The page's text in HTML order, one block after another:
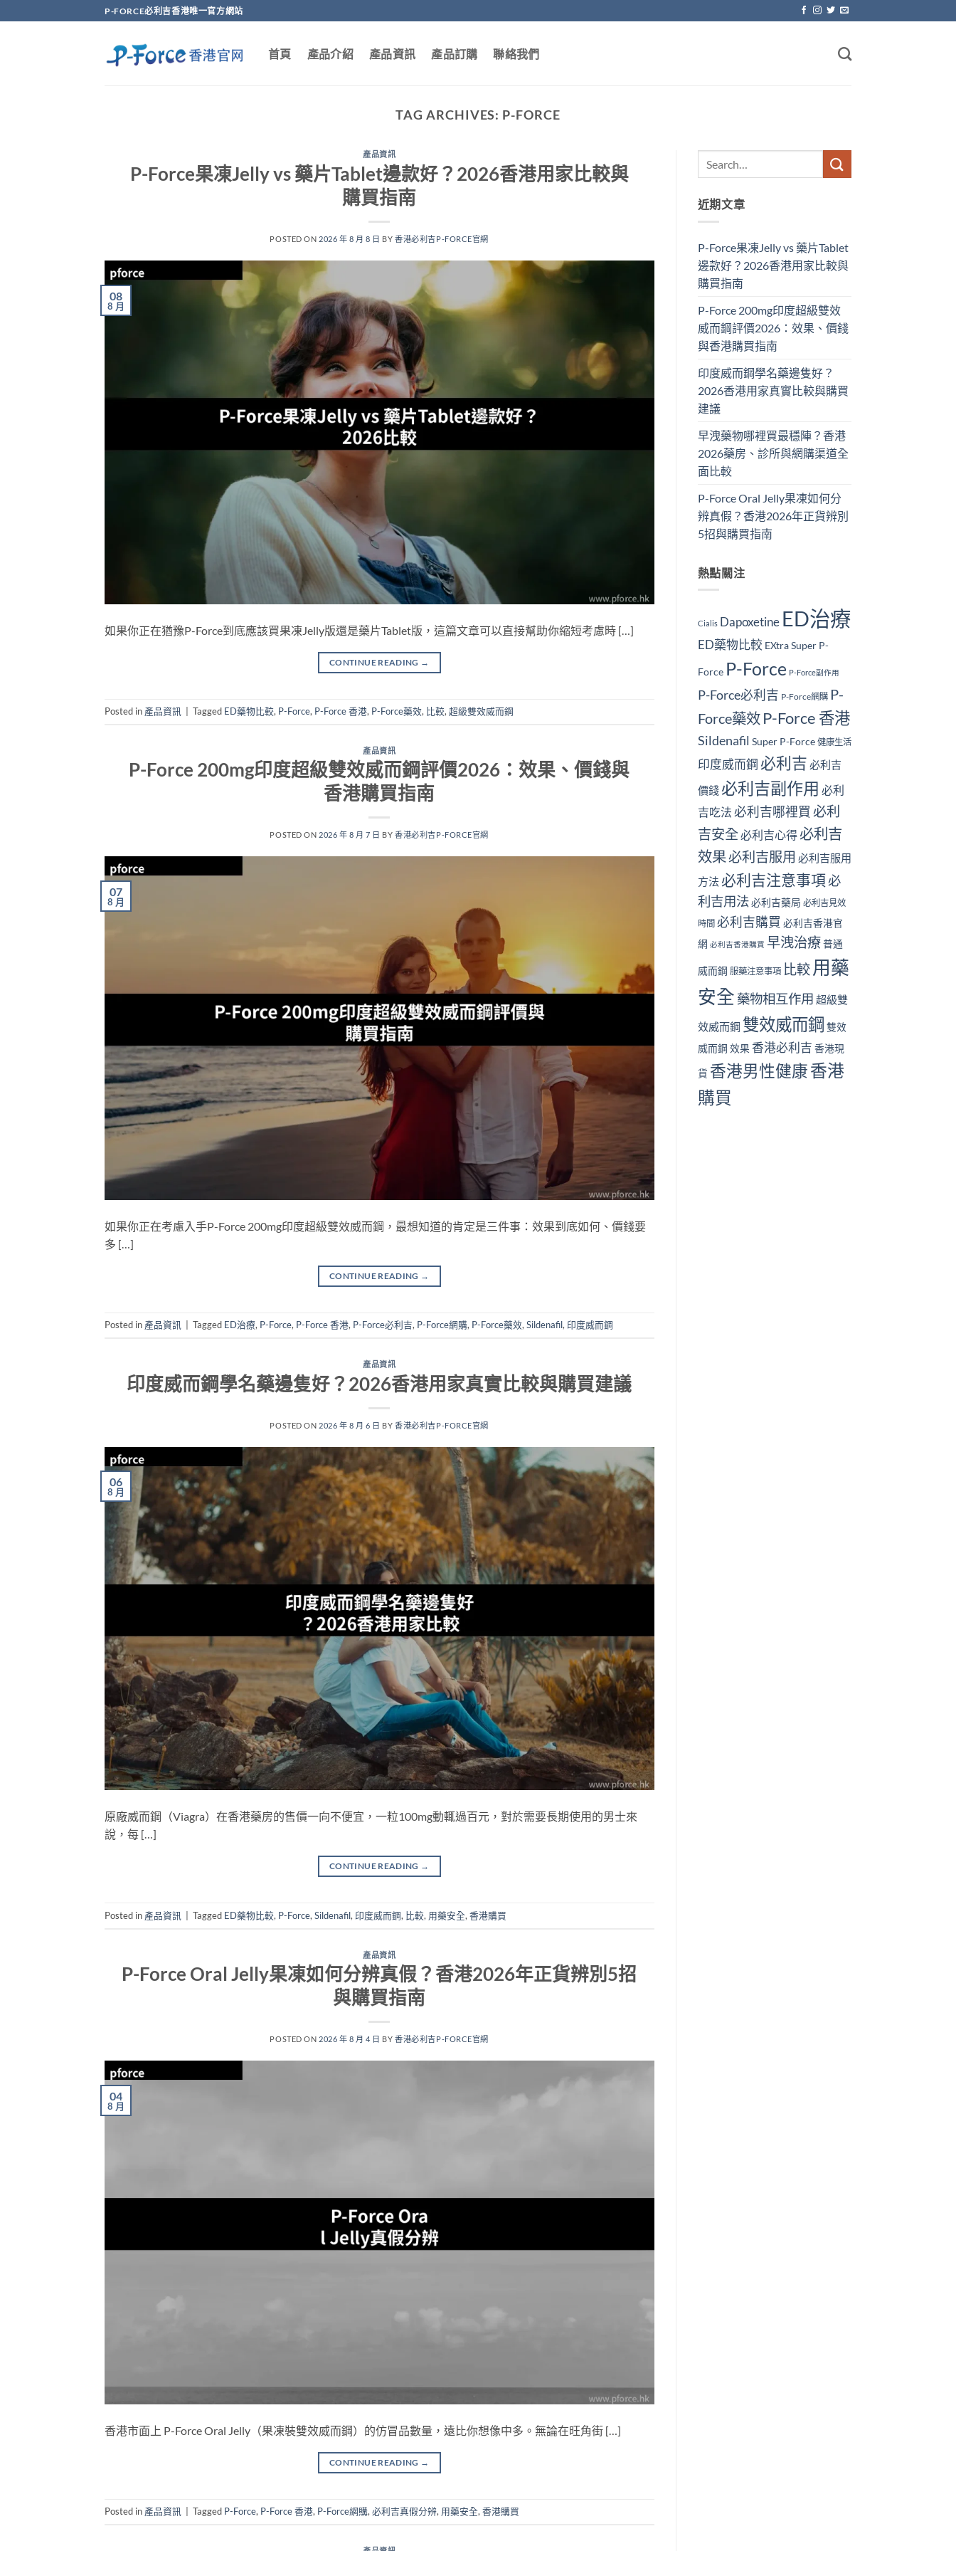
to
P-FORCE必利吉香港唯一官方網站
首頁 產品介紹 產品資訊 產品訂購 聯絡我們
TAG ARCHIVES: P-FORCE
產品資訊
P-Force果凍Jelly vs 藥片Tablet邊款好？2026香港用家比較與
購買指南
POSTED ON 2026 年 8 月 8 日 BY香港必利吉P-FORCE官網
08
8 月
如果你正在猶豫P-Force到底應該買果凍Jelly版還是藥片Tablet版，這篇文章可以直接幫助你縮短考慮時 […]
CONTINUE READING →
Posted in 產品資訊 Tagged ED藥物比較, P-Force, P-Force 香港, P-Force藥效, 比較, 超級雙效威而鋼
產品資訊
P-Force 200mg印度超級雙效威而鋼評價2026：效果、價錢與
香港購買指南
POSTED ON 2026 年 8 月 7 日 BY香港必利吉P-FORCE官網
07
8 月
如果你正在考慮入手P-Force 200mg印度超級雙效威而鋼，最想知道的肯定是三件事：效果到底如何、價錢要
多 […]
CONTINUE READING →
Posted in 產品資訊 Tagged ED治療, P-Force, P-Force 香港, P-Force必利吉, P-Force網購, P-Force藥效,Sildenafil,印度威而鋼
產品資訊
印度威而鋼學名藥邊隻好？2026香港用家真實比較與購買建議
POSTED ON 2026 年 8 月 6 日 BY香港必利吉P-FORCE官網
06
8 月
原廠威而鋼（Viagra）在香港藥房的售價一向不便宜，一粒100mg動輒過百元，對於需要長期使用的男士來
說，每 […]
CONTINUE READING →
Posted in 產品資訊 Tagged ED藥物比較, P-Force, Sildenafil, 印度威而鋼, 比較, 用藥安全, 香港購買
產品資訊
P-Force Oral Jelly果凍如何分辨真假？香港2026年正貨辨別5招
與購買指南
POSTED ON 2026 年 8 月 4 日 BY香港必利吉P-FORCE官網
04
8 月
香港市面上 P-Force Oral Jelly（果凍裝雙效威而鋼）的仿冒品數量，遠比你想像中多。無論在旺角街 […]
CONTINUE READING →
Posted in 產品資訊 Tagged P-Force, P-Force 香港, P-Force網購,必利吉真假分辨, 用藥安全,香港購買
近期文章
P-Force果凍Jelly vs 藥片Tablet
邊款好？2026香港用家比較與
購買指南
P-Force 200mg印度超級雙效
威而鋼評價2026：效果、價錢
與香港購買指南
印度威而鋼學名藥邊隻好？
2026香港用家真實比較與購買
建議
早洩藥物哪裡買最穩陣？香港
2026藥房、診所與網購渠道全
面比較
P-Force Oral Jelly果凍如何分
辨真假？香港2026年正貨辨別
5招與購買指南
熱點關注
Cialis Dapoxetine ED治療
ED藥物比較 EXtra Super P-
Force P-Force P-Force副作用
P-Force必利吉 P-Force網購 P-
Force藥效 P-Force 香港
Sildenafil Super P-Force 健康生活
印度威而鋼 必利吉 必利吉
價錢 必利吉副作用 必利
吉吃法 必利吉哪裡買 必利
吉安全必利吉心得必利吉
效果必利吉服用 必利吉服用
方法必利吉注意事項 必
利吉用法 必利吉藥局 必利吉見效
時間 必利吉購買 必利吉香港官
網 必利吉香港購買 早洩治療 普通
威而鋼 服藥注意事項 比較 用藥
安全 藥物相互作用 超級雙
效威而鋼 雙效威而鋼 雙效
威而鋼 效果 香港必利吉 香港現
貨 香港男性健康香港
購買